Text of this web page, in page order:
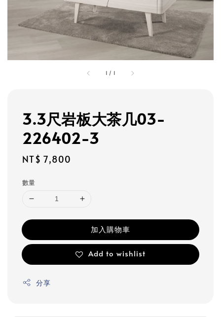
1 / 1
3.3尺岩板大茶几03-
226402-3
Regular
NT$ 7,800
數量
加入購物車
Add to wishlist
分享